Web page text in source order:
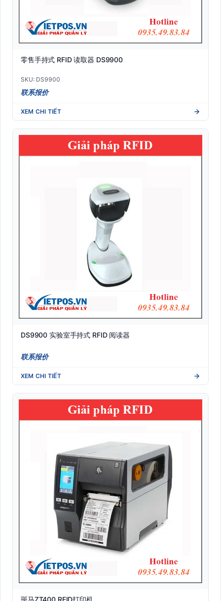
零售手持式 RFID 读取器 DS9900
SKU: DS9900
联系报价
XEM CHI TIẾT
DS9900 实验室手持式 RFID 阅读器
联系报价
XEM CHI TIẾT
斑马ZT400 RFID打印机